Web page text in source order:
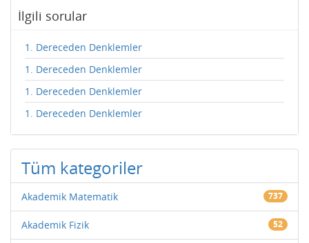
İlgili sorular
1. Dereceden Denklemler
1. Dereceden Denklemler
1. Dereceden Denklemler
1. Dereceden Denklemler
Tüm kategoriler
Akademik Matematik 737
Akademik Fizik 52